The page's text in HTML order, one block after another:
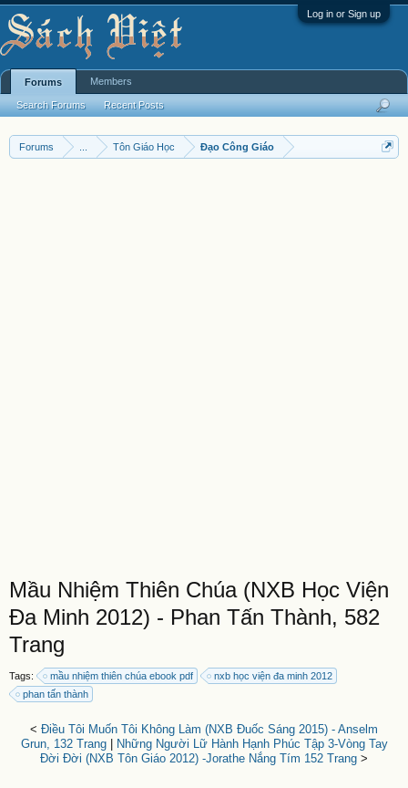
Log in or Sign up
Forums Tôn Giáo Học Đạo Công Giáo
Mầu Nhiệm Thiên Chúa (NXB Học Viện
Đa Minh 2012) - Phan Tấn Thành, 582
Trang
Tags: mầu nhiệm thiên chúa ebook pdf
nxb học viện đa minh 2012
phan tấn thành
< Điều Tôi Muốn Tôi Không Làm (NXB Đuốc Sáng 2015) - Anselm
Grun, 132 Trang|
Những Người Lữ Hành Hạnh Phúc Tập 3-Vòng Tay
Đời Đời (NXB Tôn Giáo 2012) -Jorathe Nắng Tím 152 Trang >
Forums
Search Forums Recent Posts
Members